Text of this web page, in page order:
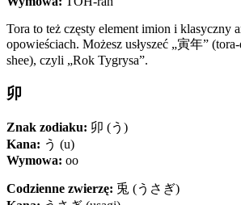
Tora to też częsty element imion i klasyczny
opowieściach. Możesz usłyszeć „寅年”
shee), czyli „Rok Tygrysa”.
卯
Znak zodiaku: 卯 (う)
Kana: う (u)
Wymowa: oo
Codzienne zwierzę: 兎 (うさぎ)